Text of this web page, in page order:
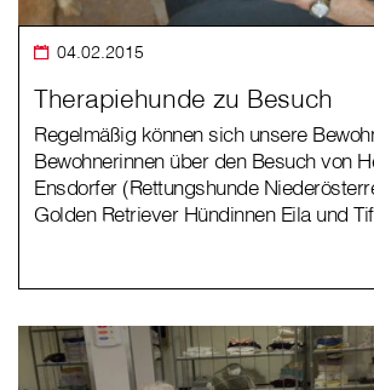
04.02.2015
Therapiehunde zu Besuch
Regelmäßig können sich unsere
Bewohnerinnen über den Besuch von
Ensdorfer (Rettungshunde
Golden Retriever Hündinnen Eila und